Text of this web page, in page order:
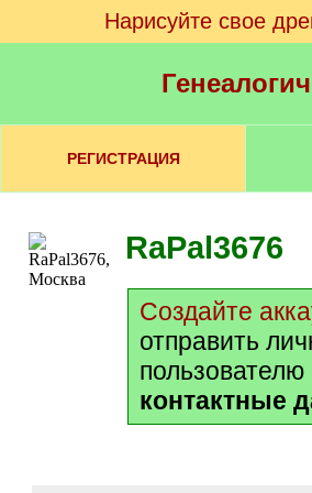
Нарисуйте свое
РЕГИСТРАЦИЯ
RaPal3676
Создайте
отправить
контактные